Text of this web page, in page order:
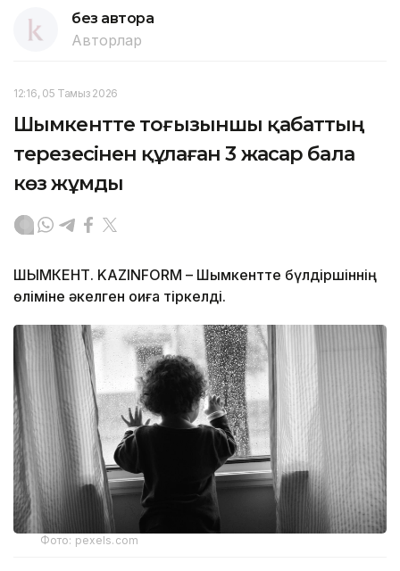
без автора
Авторлар
12:16, 05 Тамыз 2026
Шымкентте тоғызыншы қабаттың
терезесінен құлаған 3 жасар бала
көз жұмды
ШЫМКЕНТ. KAZINFORM – Шымкентте бүлдіршіннің
өліміне әкелген оқиға тіркелді.
Фото: pexels.com